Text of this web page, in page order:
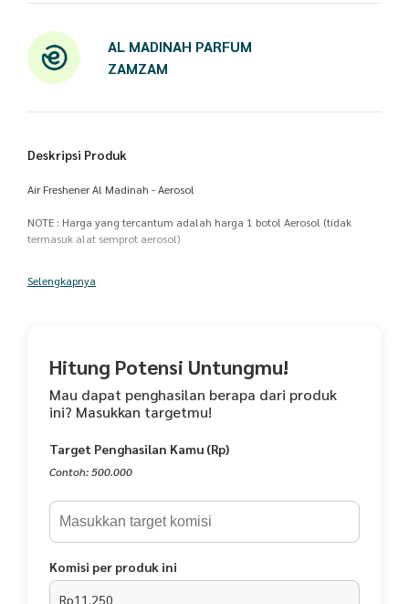
AL MADINAH PARFUM
ZAMZAM
Deskripsi Produk
Air Freshener Al Madinah - Aerosol
NOTE : Harga yang tercantum adalah harga 1 botol Aerosol (tidak
termasuk alat semprot aerosol)
2. AL RAWDA 20601121666
3. HAJAR ASWAD 20605121656
Parfum Aerosol merupakan cairan yang dapat berfungsi sebagai :
- Pengharum Ruangan
- Aroma Therapy
- Efektif Membunuh Bakteri*)
Dengan Kemewahan Aroma parfum Al Madinah, serta kandungn Air
Zamzam didalamnya dapat menciptakan ketenangan, kenyamanan,
Selengkapnya
Hitung Potensi Untungmu!
Mau dapat penghasilan berapa dari produk
ini? Masukkan targetmu!
Target Penghasilan Kamu (Rp)
Contoh: 500.000
Komisi per produk ini
Rp11.250